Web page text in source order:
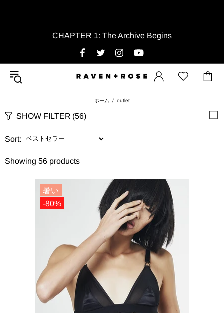
CHAPTER 1: The Archive Begins
ホーム outlet
SHOW FILTER (56)
Sort:
Showing 56 products
暑い
-80%